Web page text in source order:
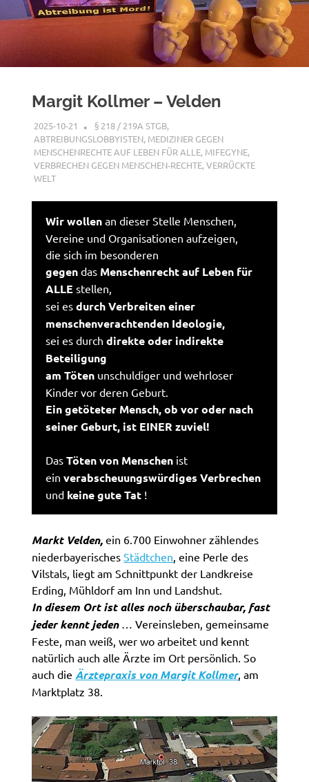
Margit Kollmer – Velden
2025-10-21 XX
§ 218 / 219A STGB,
ABTREIBUNGSLOBBYISTEN, MEDIZINER GEGEN
MENSCHENRECHTE AUF LEBEN FÜR ALLE, MIFEGYNE,
VERBRECHEN GEGEN MENSCHEN-RECHTE,VERRÜCKTE
WELT
Wir wollen an dieser Stelle Menschen,
Vereine und Organisationen aufzeigen,
die sich im besonderen
gegen das Menschenrecht auf Leben für
ALLE stellen,
sei esdurch Verbreiten einer
menschenverachtenden Ideologie,
sei es durchdirekte oder indirekte
Beteiligung
am Töten unschuldiger und wehrloser
Kinder vor deren Geburt.
Ein getöteter Mensch, ob vor oder nach
seiner Geburt, ist EINER zuviel!
DasTöten von Menschen ist
einverabscheuungswürdiges Verbrechen
und keine gute Tat !
Markt Velden, ein 6.700 Einwohner zählendes
niederbayerischesStädtchen , eine Perle des
Vilstals, liegt am Schnittpunkt der Landkreise
Erding, Mühldorf am Inn und Landshut.
In diesem Ort ist alles noch überschaubar, fast
jeder kennt jeden… Vereinsleben, gemeinsame
Feste, man weiß, wer wo arbeitet und kennt
natürlich auch alle Ärzte im Ort persönlich. So
auch die Ärztepraxis von Margit Kollmer, am
Marktplatz 38.